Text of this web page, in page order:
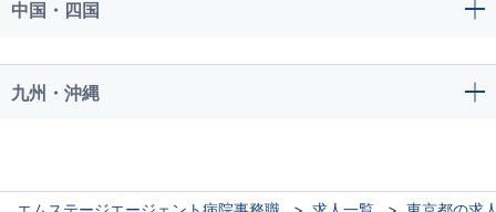
中国・四国
九州・沖縄